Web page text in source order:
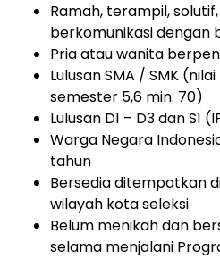
Ramah, terampil,
berkomunikasi dengan
Pria atau wanita
Lulusan SMA / SMK
semester 5,6 min. 70)
Lulusan D1 – D3 dan S1
Warga Negara
tahun
Bersedia ditempatkan
wilayah kota seleksi
Belum menikah dan
selama menjalani